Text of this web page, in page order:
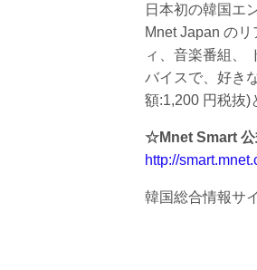
日本初の韓国エ
Mnet Japan の
ィ、音楽番組、
バイスで、好き
額:1,200 円税抜)
☆Mnet Smart 公
http://
韓国総合情報サ